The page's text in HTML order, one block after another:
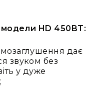
HD 450BT:
дає
звуком без
у дуже